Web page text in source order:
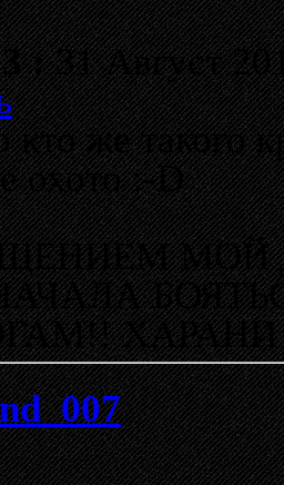
:31 Август
же такого
охото :-D
МОЙ